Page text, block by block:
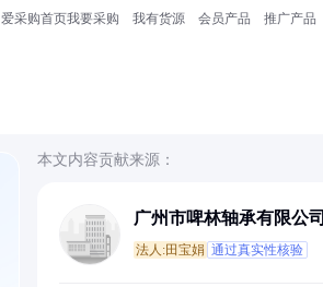
爱采购首页我要采购 我有货源 会员产品 推广产品
本文内容贡献来源：
广州市啤林轴承有限公司
法人:田宝娟 通过真实性核验